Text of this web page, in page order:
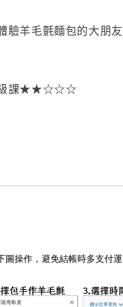
羊毛氈麵包的大朋
級課★★☆☆☆
操作，避免結帳時多支付運